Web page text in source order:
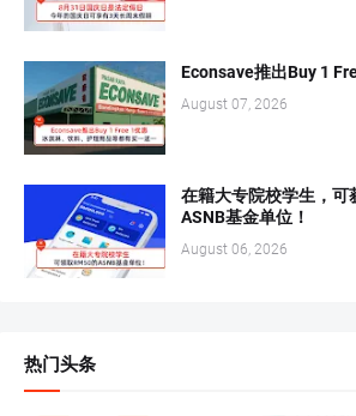
Econsave推出Buy 1
August 07, 2026
在籍大专院校学生，可
ASNB基金单位！
August 06, 2026
热门头条